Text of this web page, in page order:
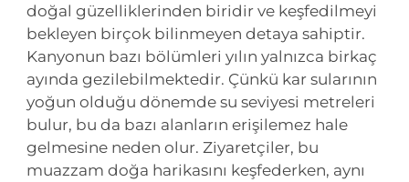
doğal güzelliklerinden biridir ve keşfedilmeyi
bekleyen birçok bilinmeyen detaya sahiptir.
Kanyonun bazı bölümleri yılın yalnızca birkaç
ayında gezilebilmektedir. Çünkü kar sularının
yoğun olduğu dönemde su seviyesi metreleri
bulur, bu da bazı alanların erişilemez hale
gelmesine neden olur. Ziyaretçiler, bu
muazzam doğa harikasını keşfederken, aynı